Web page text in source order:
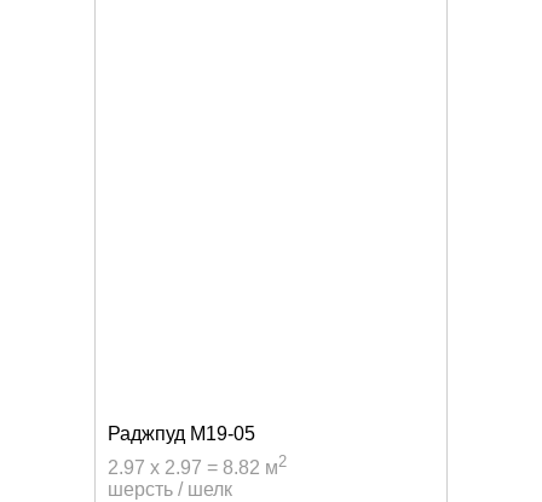
Раджпуд M19-05
2.97 x 2.97 = 8.82 м2
шерсть / шелк